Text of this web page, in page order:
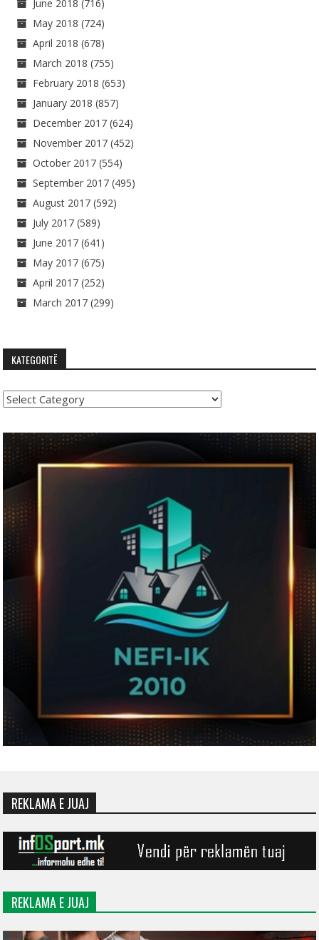
June 2018 (716)
May 2018 (724)
April 2018 (678)
March 2018 (755)
February 2018 (653)
January 2018 (857)
December 2017 (624)
November 2017 (452)
October 2017 (554)
September 2017 (495)
August 2017 (592)
July 2017 (589)
June 2017 (641)
May 2017 (675)
April 2017 (252)
March 2017 (299)
KATEGORITË
Kategoritë
REKLAMA E JUAJ
REKLAMA E JUAJ